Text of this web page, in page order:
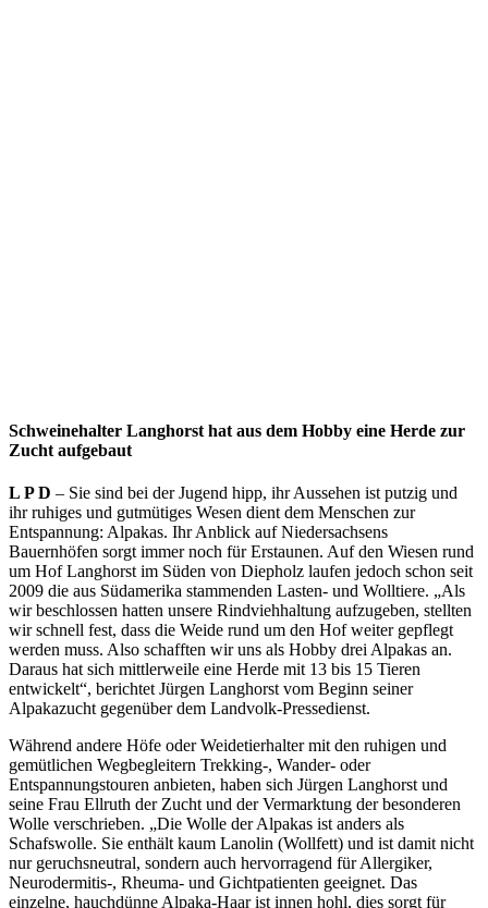
Schweinehalter Langhorst hat aus dem Hobby eine Herde zur
Zucht aufgebaut
L P D – Sie sind bei der Jugend hipp, ihr Aussehen ist putzig und
ihr ruhiges und gutmütiges Wesen dient dem Menschen zur
Entspannung: Alpakas. Ihr Anblick auf Niedersachsens
Bauernhöfen sorgt immer noch für Erstaunen. Auf den Wiesen rund
um Hof Langhorst im Süden von Diepholz laufen jedoch schon seit
2009 die aus Südamerika stammenden Lasten- und Wolltiere. „Als
wir beschlossen hatten unsere Rindviehhaltung aufzugeben, stellten
wir schnell fest, dass die Weide rund um den Hof weiter gepflegt
werden muss. Also schafften wir uns als Hobby drei Alpakas an.
Daraus hat sich mittlerweile eine Herde mit 13 bis 15 Tieren
entwickelt“, berichtet Jürgen Langhorst vom Beginn seiner
Alpakazucht gegenüber dem Landvolk-Pressedienst.
Während andere Höfe oder Weidetierhalter mit den ruhigen und
gemütlichen Wegbegleitern Trekking-, Wander- oder
Entspannungstouren anbieten, haben sich Jürgen Langhorst und
seine Frau Ellruth der Zucht und der Vermarktung der besonderen
Wolle verschrieben. „Die Wolle der Alpakas ist anders als
Schafswolle. Sie enthält kaum Lanolin (Wollfett) und ist damit nicht
nur geruchsneutral, sondern auch hervorragend für Allergiker,
Neurodermitis-, Rheuma- und Gichtpatienten geeignet. Das
einzelne, hauchdünne Alpaka-Haar ist innen hohl, dies sorgt für